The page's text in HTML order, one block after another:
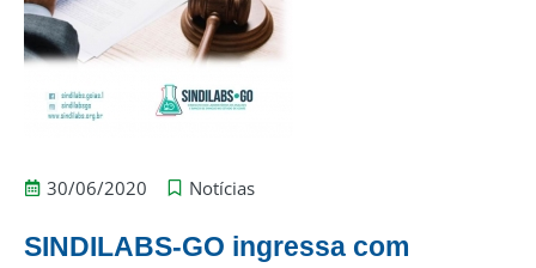
30/06/2020 Notícias
SINDILABS-GO ingressa com